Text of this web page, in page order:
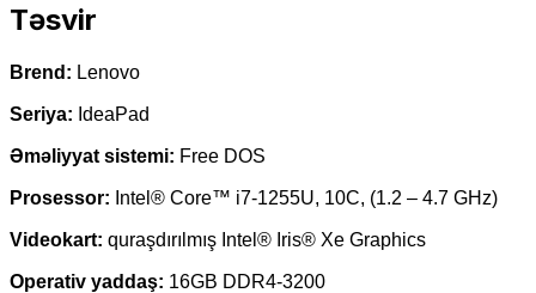
Təsvir
Brend: Lenovo
Seriya: IdeaPad
Əməliyyat sistemi: Free DOS
Prosessor: Intel® Core™ i7-1255U, 10C, (1.2 – 4.7 GHz)
Videokart: quraşdırılmış Intel® Iris® Xe Graphics
Operativ yaddaş: 16GB DDR4-3200